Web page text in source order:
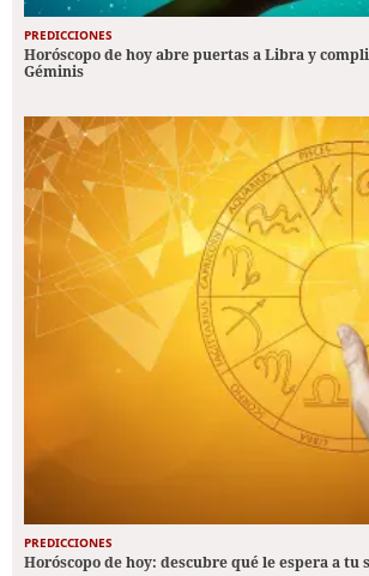
PREDICCIONES
Horóscopo de hoy abre puertas a Libra y
Géminis
PREDICCIONES
Horóscopo de hoy: descubre qué le espera a tu